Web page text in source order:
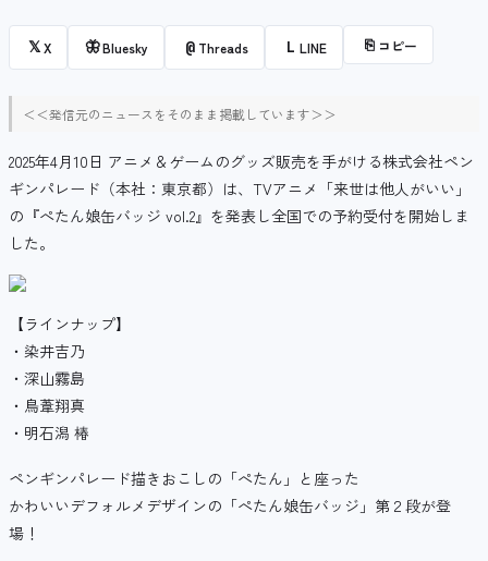
𝕏X 🦋Bluesky @ Threads L LINE ⎘ コピー
＜＜発信元のニュースをそのまま掲載しています＞＞
2025年4月10日 アニメ＆ゲームのグッズ販売を手がける株式会社ペン
ギンパレード（本社：東京都）は、TVアニメ「来世は他人がいい」
の『ぺたん娘缶バッジ vol.2』を発表し全国での予約受付を開始しま
した。
【ラインナップ】
・染井吉乃
・深山霧島
・鳥葦翔真
・明石潟 椿
ペンギンパレード描きおこしの「ぺたん」と座った
かわいいデフォルメデザインの「ぺたん娘缶バッジ」第２段が登
場！